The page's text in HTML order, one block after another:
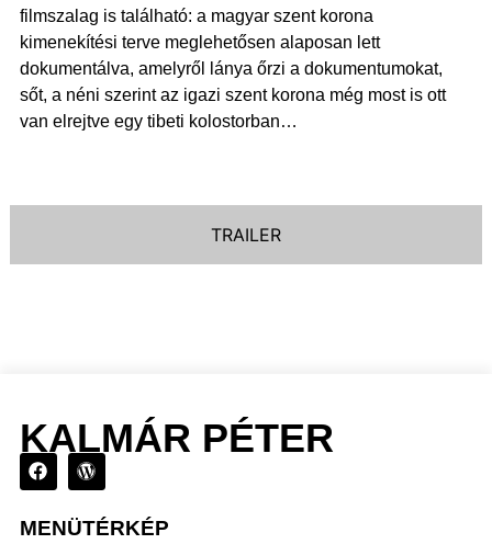
filmszalag is található: a magyar szent korona
kimenekítési terve meglehetősen alaposan lett
dokumentálva, amelyről lánya őrzi a dokumentumokat,
sőt, a néni szerint az igazi szent korona még most is ott
van elrejtve egy tibeti kolostorban…
TRAILER
KALMÁR PÉTER
MENÜTÉRKÉP